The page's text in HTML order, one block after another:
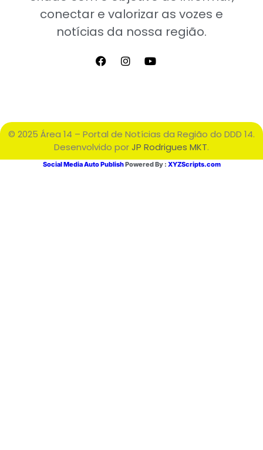
conectar e valorizar as vozes e
notícias da nossa região.
© 2025 Área 14 – Portal de Notícias da Região do DDD 14.
Desenvolvido porJP Rodrigues MKT.
Social Media Auto PublishPowered By : XYZScripts.com